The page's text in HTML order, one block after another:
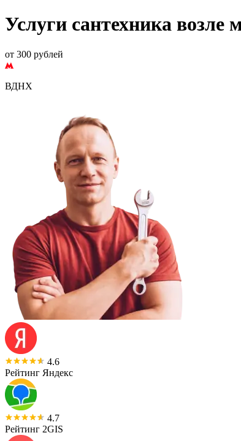
Услуги сантехника
от 300 рублей
ВДНХ
4.6
Рейтинг Яндекс
4.7
Рейтинг 2GIS